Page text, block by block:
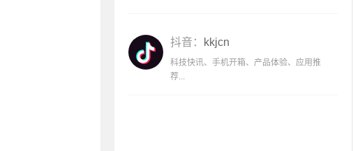
抖音： kkjcn
科技快讯、手机开箱、产品体验、应用推
荐...